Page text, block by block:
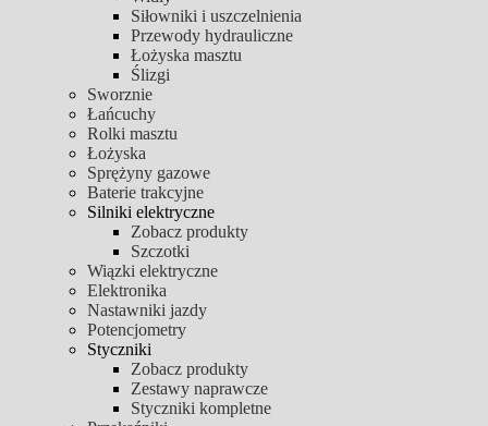
Siłowniki i uszczelnienia
Przewody hydrauliczne
Łożyska masztu
Ślizgi
Sworznie
Łańcuchy
Rolki masztu
Łożyska
Sprężyny gazowe
Baterie trakcyjne
Silniki elektryczne
Zobacz produkty
Szczotki
Wiązki elektryczne
Elektronika
Nastawniki jazdy
Potencjometry
Styczniki
Zobacz produkty
Zestawy naprawcze
Styczniki kompletne